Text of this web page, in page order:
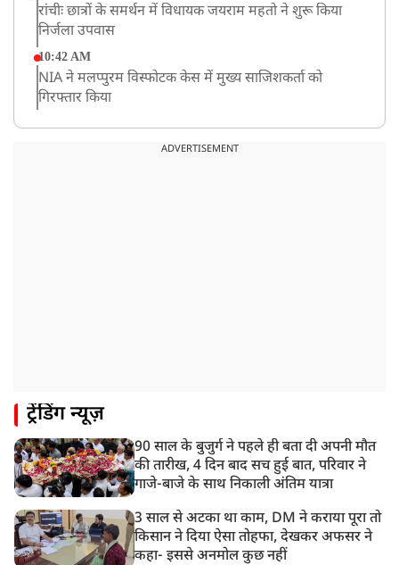
रांचीः छात्रों के समर्थन में विधायक जयराम महतो ने शुरू किया
निर्जला उपवास
10:42 AM
NIA ने मलप्पुरम विस्फोटक केस में मुख्य साजिशकर्ता को
गिरफ्तार किया
PM मोदी को आया अमेरिकी उपराष्ट्रपति जेडी वेंस का फोन,
ADVERTISEMENT
ट्रेंडिंग न्यूज़
90 साल के बुजुर्ग ने पहले ही बता दी अपनी मौत
की तारीख, 4 दिन बाद सच हुई बात, परिवार ने
गाजे-बाजे के साथ निकाली अंतिम यात्रा
3 साल से अटका था काम, DM ने कराया पूरा तो
किसान ने दिया ऐसा तोहफा, देखकर अफसर ने
कहा- इससे अनमोल कुछ नहीं